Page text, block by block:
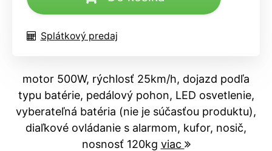
Splátkový predaj
motor 500W, rýchlosť 25km/h, dojazd podľa
typu batérie, pedálový pohon, LED osvetlenie,
vyberateľná batéria (nie je súčasťou produktu),
diaľkové ovládanie s alarmom, kufor, nosič,
nosnosť 120kg viac